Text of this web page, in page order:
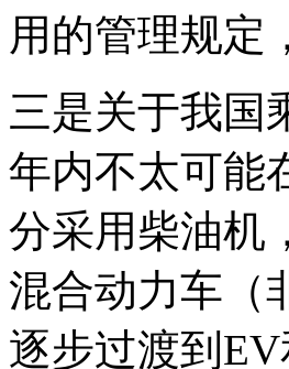
用的管理规定
三是关于我国
年内不太可能
分采用柴油机
混合动力车（
逐步过渡到EV